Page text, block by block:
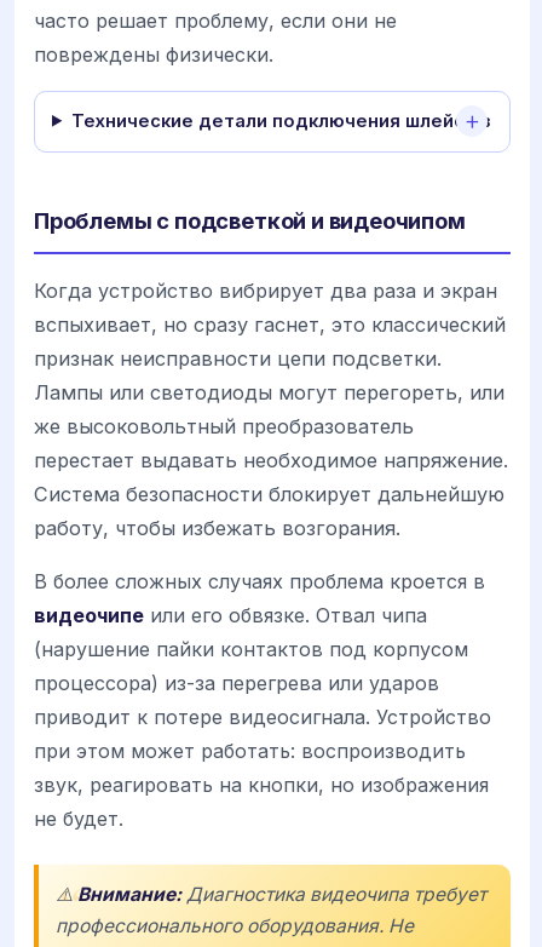
часто решает проблему, если они не
повреждены физически.
Технические детали подключения шлейфов
Проблемы с подсветкой и видеочипом
Когда устройство вибрирует два раза и экран
вспыхивает, но сразу гаснет, это классический
признак неисправности цепи подсветки.
Лампы или светодиоды могут перегореть, или
же высоковольтный преобразователь
перестает выдавать необходимое напряжение.
Система безопасности блокирует дальнейшую
работу, чтобы избежать возгорания.
В более сложных случаях проблема кроется в
видеочипе или его обвязке. Отвал чипа
(нарушение пайки контактов под корпусом
процессора) из-за перегрева или ударов
приводит к потере видеосигнала. Устройство
при этом может работать: воспроизводить
звук, реагировать на кнопки, но изображения
не будет.
⚠️Внимание:Диагностика видеочипа требует
профессионального оборудования. Не